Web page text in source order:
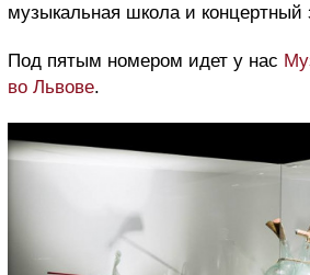
музыкальная школа и концертный
Под пятым номером идет у нас
во Львове.